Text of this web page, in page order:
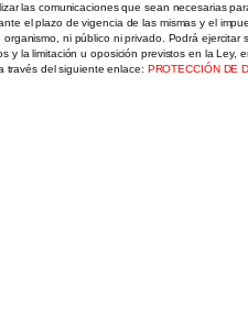
las comunicaciones que sean necesarias
el plazo de vigencia de las mismas y el
ni público ni privado. Podrá ejercitar
y la limitación u oposición previstos en la Ley,
través del siguiente enlace: PROTECCIÓN DE